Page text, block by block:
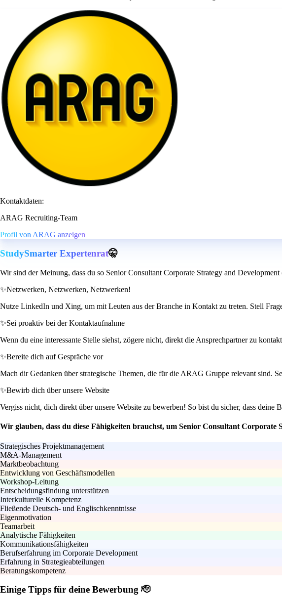
Kontaktdaten:
ARAG Recruiting-Team
Profil von ARAG anzeigen
StudySmarter Expertenrat🤫
Wir sind der Meinung, dass du so Senior Consultant Corporate Strategy and
✨Netzwerken, Netzwerken, Netzwerken!
Nutze LinkedIn und Xing, um mit Leuten aus der Branche in Kontakt zu treten. Stell
✨Sei proaktiv bei der Kontaktaufnahme
Wenn du eine interessante Stelle siehst, zögere nicht, direkt die Ansprechpartner zu
✨Bereite dich auf Gespräche vor
Mach dir Gedanken über strategische Themen, die für die ARAG Gruppe relevant sind.
✨Bewirb dich über unsere Website
Vergiss nicht, dich direkt über unsere Website zu bewerben! So bist du sicher, dass
Wir glauben, dass du diese Fähigkeiten brauchst, um Senior Consultant
Strategisches Projektmanagement
M&A-Management
Marktbeobachtung
Entwicklung von Geschäftsmodellen
Workshop-Leitung
Entscheidungsfindung unterstützen
Interkulturelle Kompetenz
Fließende Deutsch- und Englischkenntnisse
Eigenmotivation
Teamarbeit
Analytische Fähigkeiten
Kommunikationsfähigkeiten
Berufserfahrung im Corporate Development
Erfahrung in Strategieabteilungen
Beratungskompetenz
Einige Tipps für deine Bewerbung 🫡